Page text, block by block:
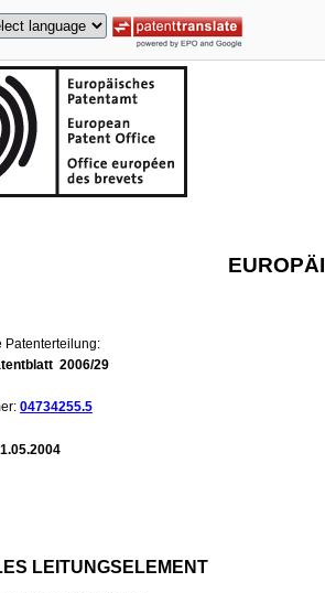
Patenterteilung:
2006/29
04734255.5
LEITUNGSELEMENT